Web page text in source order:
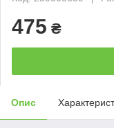
475 ₴
Опис